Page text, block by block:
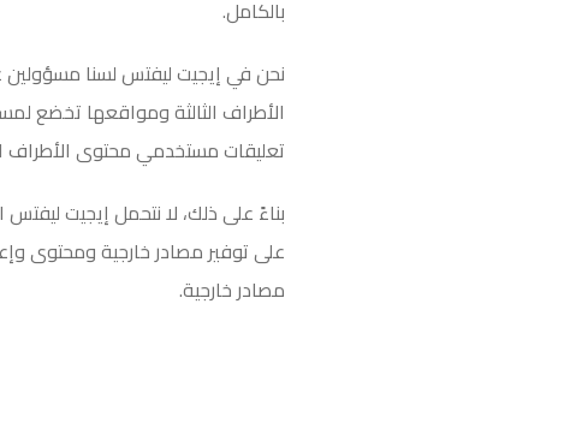
بالكامل.
نحن في إيجيت ليفتس لسنا مسؤولين
الأطراف الثالثة ومواقعها تخضع
تعليقات مستخدمي محتوى الأطراف
بناءً على ذلك، لا نتحمل إيجيت
على توفير مصادر خارجية ومحتوى
مصادر خارجية.